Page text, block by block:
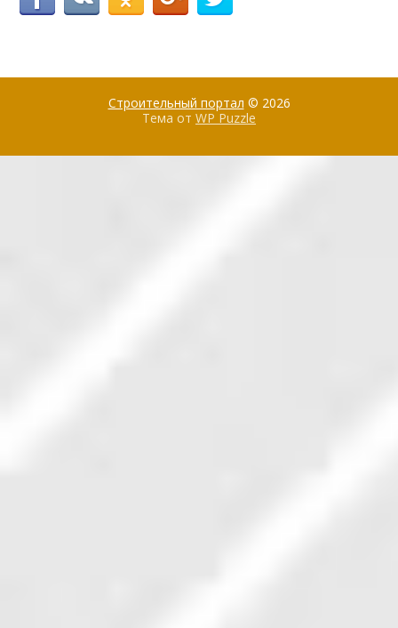
Строительный портал © 2026
Тема от WP Puzzle